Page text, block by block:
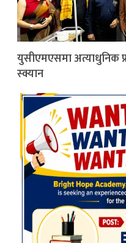
युसीएमएसमा अत्याधुनिक
स्क्यान